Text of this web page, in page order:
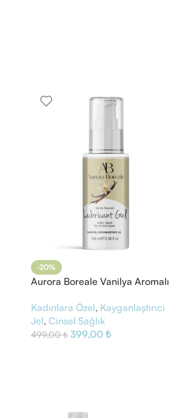
-20%
Aurora Boreale Vanilya Aromalı
Kadınlara Özel, Kayganlaştırıcı
Jel, Cinsel Sağlık
499,00₺ 399,00₺